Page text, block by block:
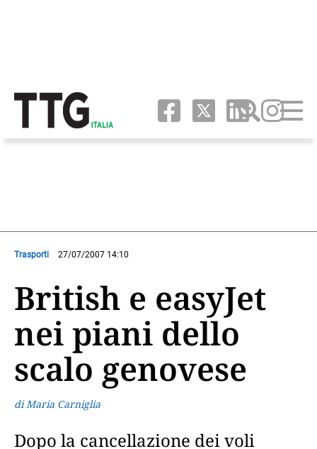
Trasporti 27/07/2007 14:10
British e easyJet
nei piani dello
scalo genovese
di Maria Carniglia
Dopo la cancellazione dei voli